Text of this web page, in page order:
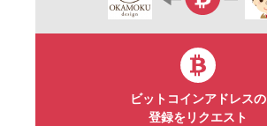
ビットコインアドレスの
登録をリクエスト